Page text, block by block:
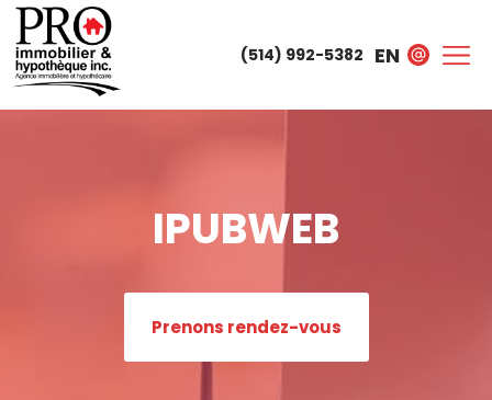
(514) 992-5382 EN
IPUBWEB
Prenons rendez-vous